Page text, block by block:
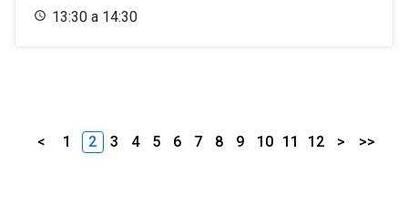
13:30 a 14:30
< 1 2 3 4 5 6 7 8 9 10 11 12 > >>